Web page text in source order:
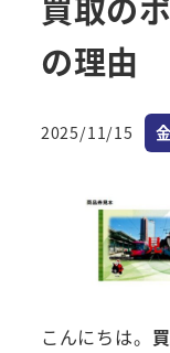
の理由
投稿日
2025/11/15
こんにちは。